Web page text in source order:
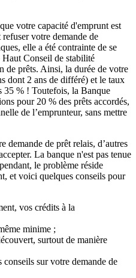
votre capacité d'emprunt est
votre demande de
elle a été contrainte de se
Conseil de stabilité
prêts. Ainsi, la durée de votre
dont 2 ans de différé) et le taux
35 % ! Toutefois, la Banque
pour 20 % des prêts accordés,
de l’emprunteur, sans mettre
demande de prêt relais, d’autres
La banque n'est pas tenue
le problème réside
et voici quelques conseils pour
vos crédits à la
minime ;
surtout de manière
sur votre demande de